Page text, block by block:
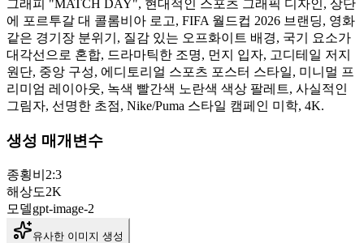
그래피 "MATCH DAY", 현대적인 스포츠 그래픽 디자인, 상단
에 포르투갈 대 콜롬비아 로고, FIFA 월드컵 2026 브랜딩, 영화
같은 경기장 분위기, 질감 있는 오프화이트 배경, 국기 요소가
대각선으로 혼합, 드라마틱한 조명, 먼지 입자, 고디테일 저지
원단, 중앙 구성, 에디토리얼 스포츠 포스터 스타일, 미니멀 프
리미엄 레이아웃, 녹색 빨간색 노란색 색상 팔레트, 사실적인
그림자, 선명한 초점, Nike/Puma 스타일 캠페인 미학, 4K.
생성 매개변수
종횡비 2:3
해상도2K
모델gpt-image-2
유사한 이미지 생성